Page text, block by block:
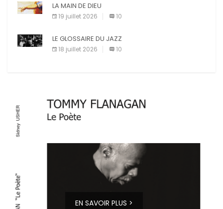
LA MAIN DE DIEU
19 juillet 2026 10
LE GLOSSAIRE DU JAZZ
18 juillet 2026 10
EN SAVOIR PLUS >